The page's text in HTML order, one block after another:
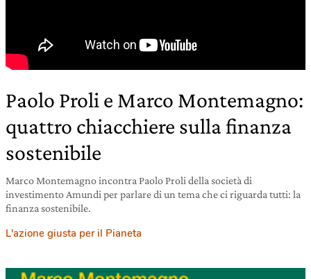
Paolo Proli e Marco Montemagno:
quattro chiacchiere sulla finanza
sostenibile
Marco Montemagno incontra Paolo Proli della società di
investimento Amundi per parlare di un tema che ci riguarda tutti: la
finanza sostenibile.
L'azione giusta per il Pianeta